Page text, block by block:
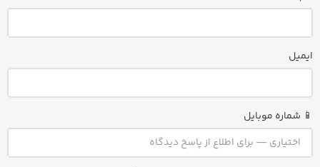
ایمیل
📱 شماره موبایل